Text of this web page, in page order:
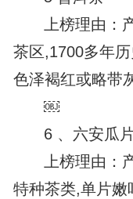
上榜理由：
茶区,1700多年
色泽褐红或略带
￼
6 、六安瓜
上榜理由：
特种茶类,单片